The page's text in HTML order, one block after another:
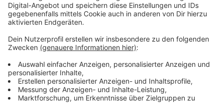
Drogen unter Fahrzeug und in Büschen
versteckt
Anzeige
Gerade in den Parkanlagen wurden dabei an beiden
Einsatztagen mehrere Verstöße gegen das BtmG und
das Arzneimittelgesetz geahndet. Hinzu kamen eine